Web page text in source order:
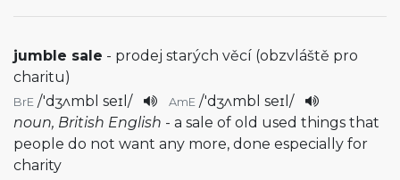
jumble sale - prodej starých věcí (obzvláště pro
charitu)
BrE /'dʒʌmbl seɪl / AmE /'dʒʌmbl seɪl /
noun, British English - a sale of old used things that
people do not want any more, done especially for
charity